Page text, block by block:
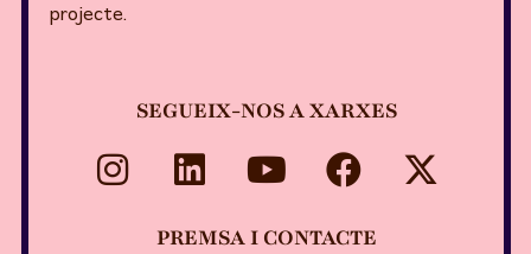
projecte.
SEGUEIX-NOS A XARXES
PREMSA I CONTACTE